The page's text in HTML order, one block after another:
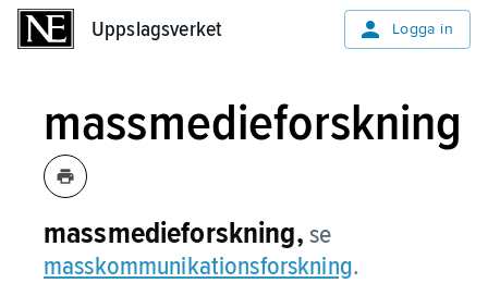
Uppslagsverket Logga in
massmedieforskning
massmedieforskning, se
masskommunikationsforskning.